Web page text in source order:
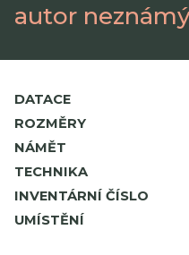
autor
DATACE
ROZMĚRY
NÁMĚT
TECHNIKA
INVENTÁRNÍ ČÍSLO
UMÍSTĚNÍ